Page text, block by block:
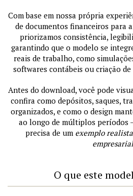
Com base em nossa própria
de documentos financeiros para
priorizamos consistência,
garantindo que o modelo se
reais de trabalho, como
softwares contábeis ou criação
Antes do download, você pode
confira como depósitos, saques,
organizados, e como o design
ao longo de múltiplos períodos
precisa de um exemplo
empresarial
O que este